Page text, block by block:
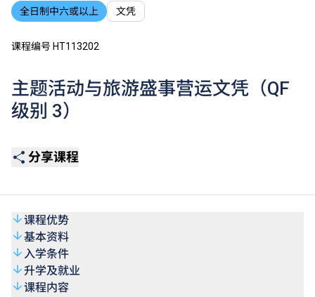
全日制中六或以上 文凭
课程编号 HT113202
主题活动与旅游盛事营运文凭（QF
级别 3）
分享课程
课程优势
基本资料
入学条件
升学及就业
课程内容